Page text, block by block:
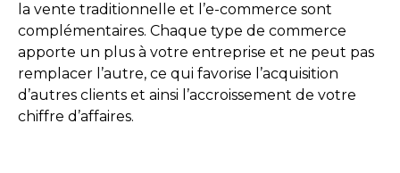
la vente traditionnelle et l’e-commerce sont
complémentaires. Chaque type de commerce
apporte un plus à votre entreprise et ne peut pas
remplacer l’autre, ce qui favorise l’acquisition
d’autres clients et ainsi l’accroissement de votre
chiffre d’affaires.